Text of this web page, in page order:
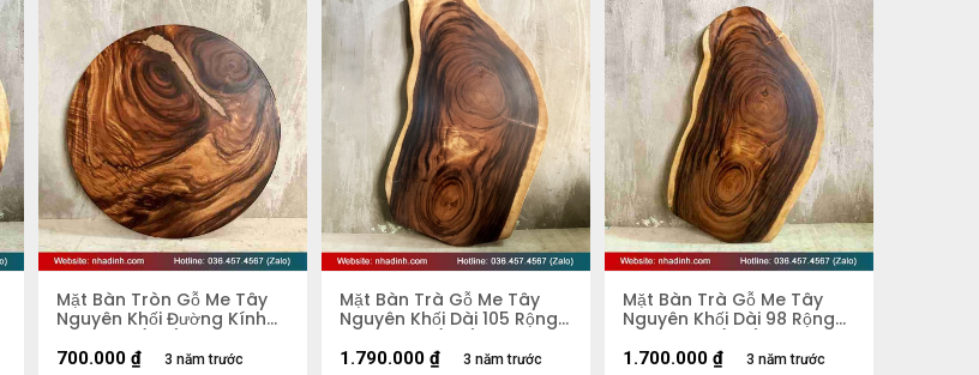
Mặt Bàn Tròn Gỗ Me Tây
Nguyên Khối Đường Kính
59 Dày 4 (cm)
3 năm trước
700.000 ₫
Mặt Bàn Trà Gỗ Me Tây
Nguyên Khối Dài 105 Rộng
58 Dày 5,2 (cm)
3 năm trước
1.790.000 ₫
Mặt Bàn Trà Gỗ Me Tây
Nguyên Khối Dài 98 Rộng
58 Dày 5,3 (cm)
3 năm trước
1.700.000 ₫